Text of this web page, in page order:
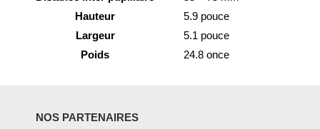
Hauteur
5.9 pouce
Largeur
5.1 pouce
Poids
24.8 once
NOS PARTENAIRES